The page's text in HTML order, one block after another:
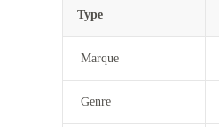
Type
Marque
Genre